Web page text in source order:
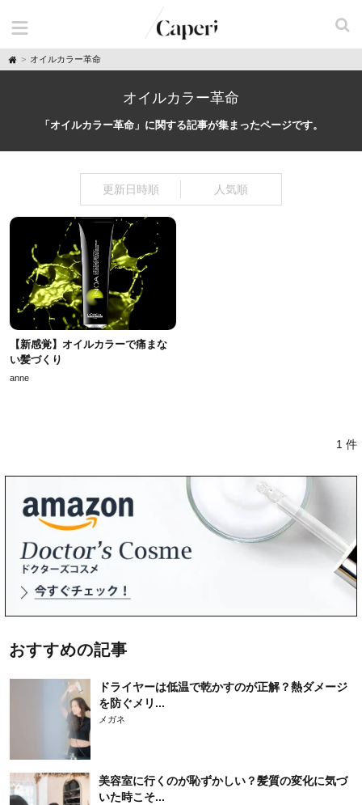
H
o
オイルカラー革命
オイルカラー革命
「オイルカラー革命」に関する記事が集まったページです。
更新日時順 人気順
【新感覚】オイルカラーで痛まな
い髪づくり
anne
1 件
おすすめの記事
ドライヤーは低温で乾かすのが正解？熱ダメージ
を防ぐメリ...
メガネ
美容室に行くのが恥ずかしい？髪質の変化に気づ
いた時こそ...